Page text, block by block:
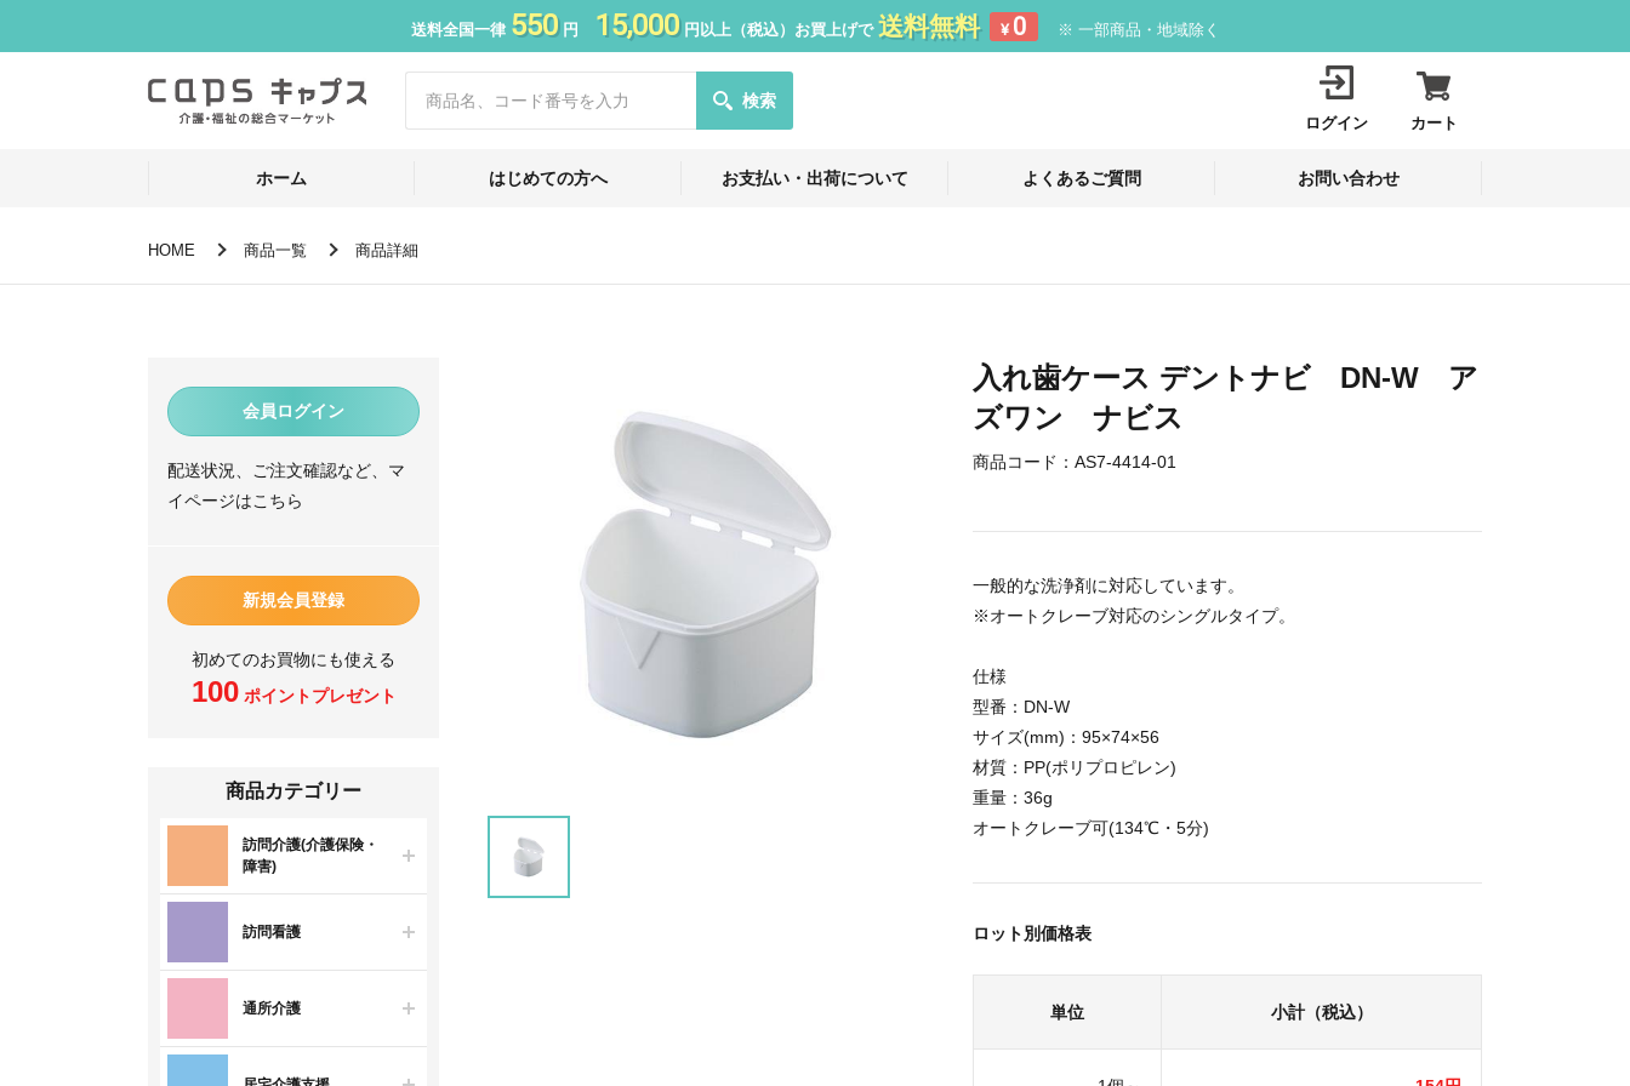
送料全国一律 550円 15,000円以上（税込）お買上げで 送料無料 ¥ 0 ※ 一部商品・地域除く
検索
ログイン カート
ホーム はじめての方へ お支払い・出荷について よくあるご質問 お問い合わせ
HOME 商品一覧 商品詳細
会員ログイン
配送状況、ご注文確認など、マ
イページはこちら
新規会員登録
初めてのお買物にも使える
100ポイントプレゼント
商品カテゴリー
訪問介護(介護保険・
障害)
訪問看護
通所介護
入れ歯ケース デントナビ DN-W ア
ズワン ナビス
商品コード： AS7-4414-01
一般的な洗浄剤に対応しています。
※オートクレーブ対応のシングルタイプ。
仕様
型番：DN-W
サイズ(mm)：95×74×56
材質：PP(ポリプロピレン)
重量：36g
オートクレーブ可(134℃・5分)
ロット別価格表
単位 小計（税込）